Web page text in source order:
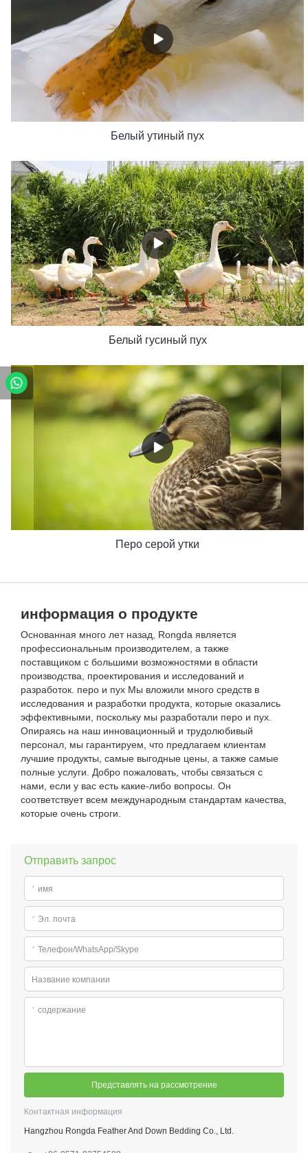
Белый утиный пух
Белый гусиный пух
Перо серой утки
информация о продукте
Основанная много лет назад, Rongda является
профессиональным производителем, а также
поставщиком с большими возможностями в области
производства, проектирования и исследований и
разработок. перо и пух Мы вложили много средств в
исследования и разработки продукта, которые оказались
эффективными, поскольку мы разработали перо и пух.
Опираясь на наш инновационный и трудолюбивый
персонал, мы гарантируем, что предлагаем клиентам
лучшие продукты, самые выгодные цены, а также самые
полные услуги. Добро пожаловать, чтобы связаться с
нами, если у вас есть какие-либо вопросы. Он
соответствует всем международным стандартам качества,
которые очень строги.
Отправить запрос
* имя
* Эл. почта
* Телефон/WhatsApp/Skype
Название компании
* содержание
Представлять на рассмотрение
Контактная информация
Hangzhou Rongda Feather And Down Bedding Co., Ltd.